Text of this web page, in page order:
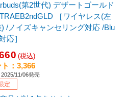
第2世代) デザートゴールド
［ワイヤレス(左
/ノイズキャンセリング対応 /Blu
応］
(税込)
：3,366
11/06発売
定